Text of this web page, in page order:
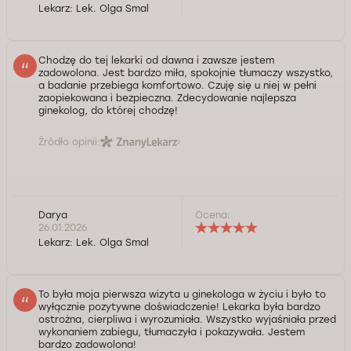
Lekarz: Lek. Olga Smal
Chodzę do tej lekarki od dawna i zawsze jestem
zadowolona. Jest bardzo miła, spokojnie tłumaczy wszystko,
a badanie przebiega komfortowo. Czuję się u niej w pełni
zaopiekowana i bezpieczna. Zdecydowanie najlepsza
ginekolog, do której chodzę!
Źródło opinii:
Darya
26.01.2026
Lekarz: Lek. Olga Smal
Ocena:
To była moja pierwsza wizyta u ginekologa w życiu i było to
wyłącznie pozytywne doświadczenie! Lekarka była bardzo
ostrożna, cierpliwa i wyrozumiała. Wszystko wyjaśniała przed
wykonaniem zabiegu, tłumaczyła i pokazywała. Jestem
bardzo zadowolona!